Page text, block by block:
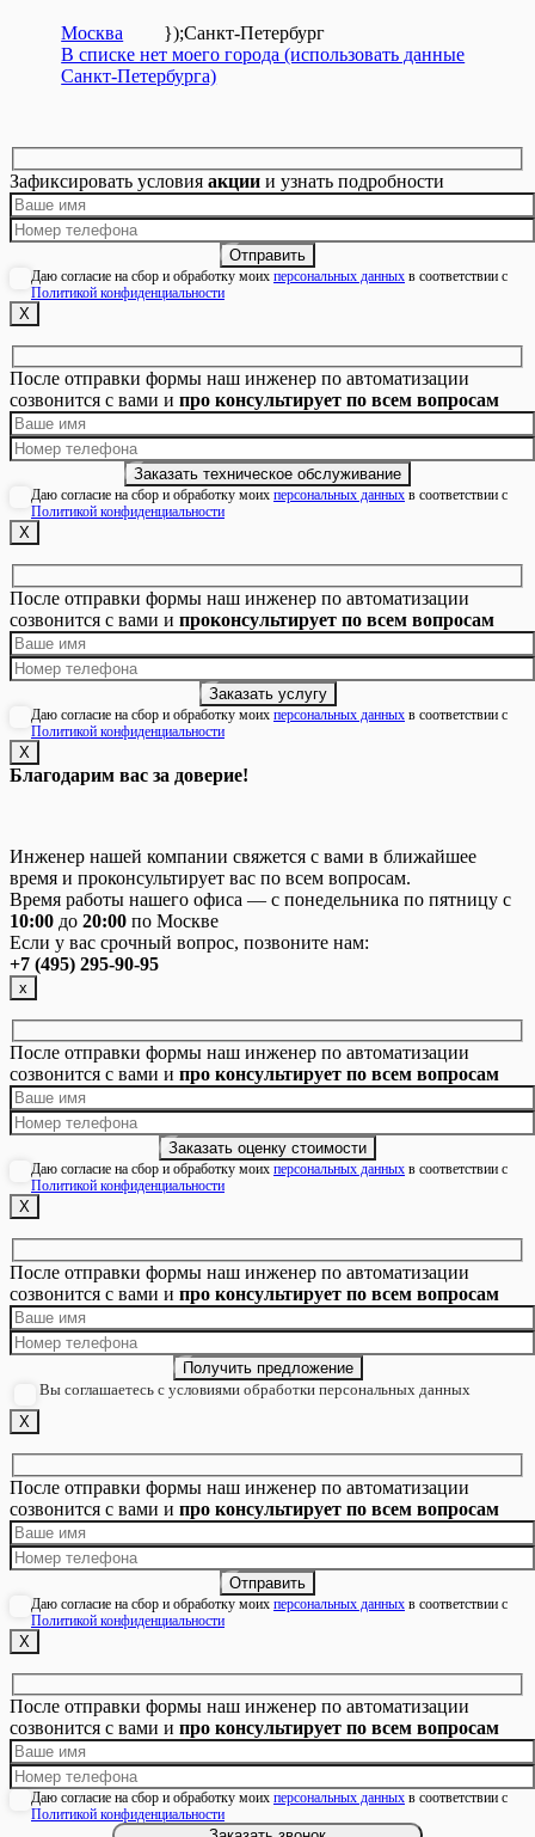
Москва });Санкт-Петербург
В списке нет моего города (использовать данные
Санкт-Петербурга)
Зафиксировать условия акции и узнать подробности
Даю согласие на сбор и обработку моих персональных данных в соответствии с
Политикой конфиденциальности
Х
После отправки формы наш инженер по автоматизации
созвонится с вами и про консультирует по всем вопросам
Даю согласие на сбор и обработку моих персональных данных в соответствии с
Политикой конфиденциальности
Х
После отправки формы наш инженер по автоматизации
созвонится с вами и проконсультирует по всем вопросам
Даю согласие на сбор и обработку моих персональных данных в соответствии с
Политикой конфиденциальности
Х
Благодарим вас за доверие!
Инженер нашей компании свяжется с вами в ближайшее
время и проконсультирует вас по всем вопросам.
Время работы нашего офиса — с понедельника по пятницу с
10:00 до 20:00 по Москве
Если у вас срочный вопрос, позвоните нам:
+7 (495) 295-90-95
х
После отправки формы наш инженер по автоматизации
созвонится с вами и про консультирует по всем вопросам
Даю согласие на сбор и обработку моих персональных данных в соответствии с
Политикой конфиденциальности
Х
После отправки формы наш инженер по автоматизации
созвонится с вами и про консультирует по всем вопросам
Вы соглашаетесь с условиями обработки персональных данных
Х
После отправки формы наш инженер по автоматизации
созвонится с вами и про консультирует по всем вопросам
Даю согласие на сбор и обработку моих персональных данных в соответствии с
Политикой конфиденциальности
Х
После отправки формы наш инженер по автоматизации
созвонится с вами и про консультирует по всем вопросам
Даю согласие на сбор и обработку моих персональных данных в соответствии с
Политикой конфиденциальности